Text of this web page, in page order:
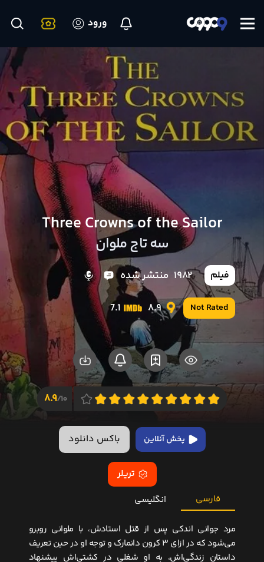
ورود
Three Crowns of the Sailor
سه تاج ملوان
فیلم 1982 منتشر شده
Not Rated
8.9
7.1
10/
8.9
پخش آنلاین باکس دانلود
تریلر
فارسی انگلیسی
مرد جوانی اندکی پس از قتل استادش، با ملوانی روبرو
می‌شود که در ازای ۳ کرون دانمارک و توجه او در حین تعریف
داستان زندگی‌اش، به او شغلی در کشتی‌اش پیشنهاد